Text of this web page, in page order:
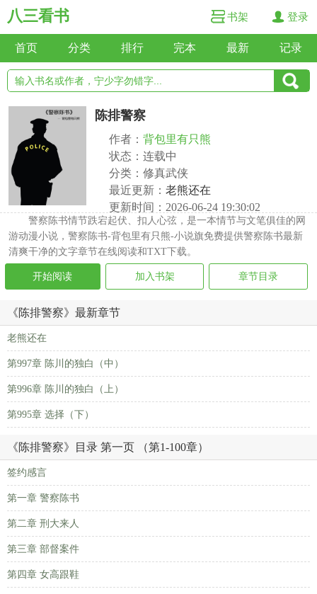
八三看书 书架 登录
首页 分类 排行 完本 最新 记录
陈排警察
作者： 背包里有只熊
状态：连载中
分类：修真武侠
最近更新： 老熊还在
更新时间：2026-06-24 19:30:02
警察陈书情节跌宕起伏、扣人心弦，是一本情节与文笔俱佳的网
游动漫小说，警察陈书-背包里有只熊-小说旗免费提供警察陈书最新
清爽干净的文字章节在线阅读和TXT下载。
开始阅读 加入书架 章节目录
《陈排警察》最新章节
老熊还在
第997章 陈川的独白（中）
第996章 陈川的独白（上）
第995章 选择（下）
《陈排警察》目录 第一页 （第1-100章）
签约感言
第一章 警察陈书
第二章 刑大来人
第三章 部督案件
第四章 女高跟鞋